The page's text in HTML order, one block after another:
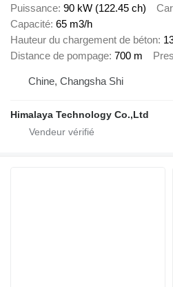
Puissance 90 kW (122.45 ch)
Capacité 65 m3/h
Hauteur du chargement de béton
Distance de pompage 700 m
Chine, Changsha Shi
Himalaya Technology Co.,Ltd